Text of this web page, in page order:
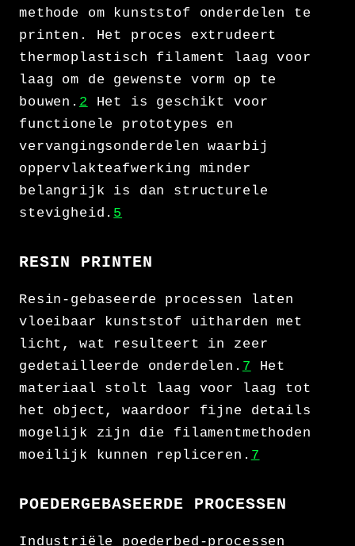
methode om kunststof onderdelen te
printen. Het proces extrudeert
thermoplastisch filament laag voor
laag om de gewenste vorm op te
bouwen. 2 Het is geschikt voor
functionele prototypes en
vervangingsonderdelen waarbij
oppervlakteafwerking minder
belangrijk is dan structurele
stevigheid. 5
RESIN PRINTEN
Resin-gebaseerde processen laten
vloeibaar kunststof uitharden met
licht, wat resulteert in zeer
gedetailleerde onderdelen. 7 Het
materiaal stolt laag voor laag tot
het object, waardoor fijne details
mogelijk zijn die filamentmethoden
moeilijk kunnen repliceren. 7
POEDERGEBASEERDE PROCESSEN
Industriële poederbed-processen